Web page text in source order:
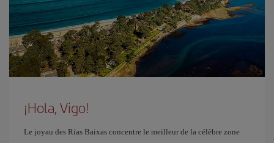
¡Hola, Vigo!
Le joyau des Rías Baixas concentre le meilleur de la célèbre zone